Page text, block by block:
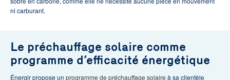
ni carburant.
Le préchauffage solaire comme
programme d’efficacité énergétique
Énergir propose un programme de préchauffage solaire à sa clientèle